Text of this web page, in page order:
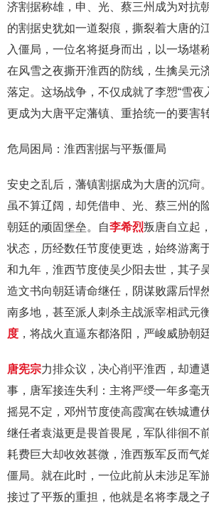
济割据称雄，申、光、蔡三州成为对抗
的割据史犹如一道裂痕，撕裂着大唐的
入僵局，一位名将挺身而出，以一场堪
在风雪之夜撕开淮西的防线，生擒吴元
落定。这场战争，不仅成就了李愬“雪夜
更成为大唐平定藩镇、重拾统一的要害转
危局困局：淮西割据与平叛僵局
安史之乱后，藩镇割据成为大唐的沉疴
虽不算辽阔，却凭借申、光、蔡三州的
朝廷的顽固堡垒。自李希烈叛唐自立起
状态，历经数任节度使更迭，始终游离
和九年，淮西节度使吴少阳去世，其子
造文书向朝廷请命继任，阴谋败露后悍
南多地，甚至派人刺杀主战派宰相武元
度 ，将战火直逼东都洛阳，严峻威胁朝
唐宪宗力排众议，决心削平淮西，却遭
事，唐军接连失利：主将严绶一年多毫
摇晃不定，邓州节度使高霞寓在铁城遭
继任者袁滋更是畏首畏尾，军队徘徊不
耗费巨大却收效甚微，淮西叛军反而气
僵局。就在此时，一位此前从未涉足军
接过了平叛的重担，他就是名将李晟之